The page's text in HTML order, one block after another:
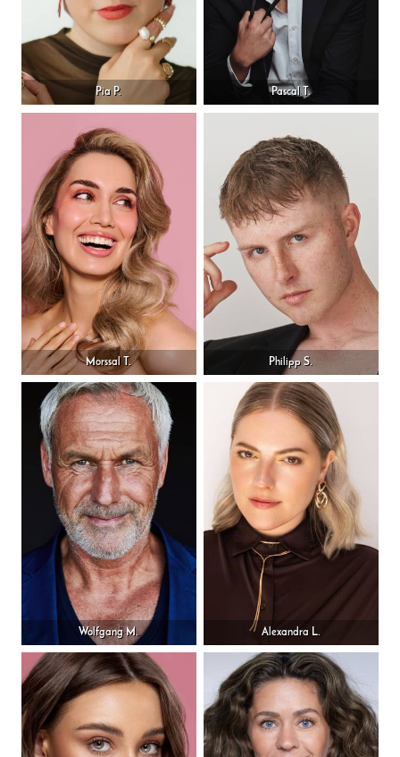
Pia P. Pascal T.
Morssal T. Philipp S.
Wolfgang M. Alexandra L.